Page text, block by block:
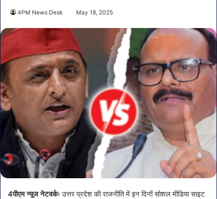
4PM News Desk May 18, 2025
4पीएम न्यूज नेटवर्कः उत्तर प्रदेश की राजनीति में इन दिनों सोशल मीडिया साइट